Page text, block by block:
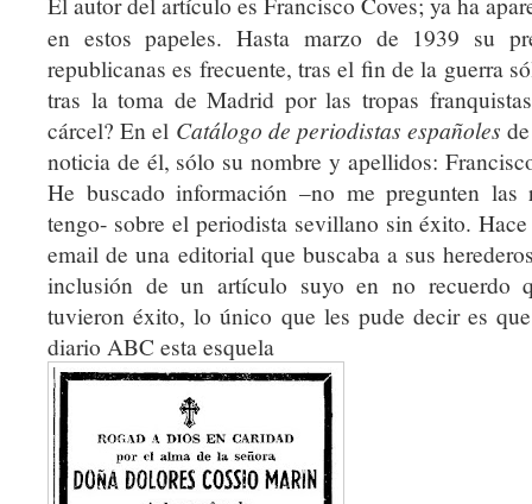
en estos papeles. Hasta marzo de 1939 su
republicanas es frecuente, tras el fin de la guerra
tras la toma de Madrid por las tropas
cárcel? En el Catálogo de periodistas españoles
noticia de él, sólo su nombre y apellidos:
He buscado información –no me pregunten
tengo- sobre el periodista sevillano sin éxito.
email de una editorial que buscaba a sus
inclusión de un artículo suyo en no recuerdo
tuvieron éxito, lo único que les pude decir es
diario ABC esta esquela